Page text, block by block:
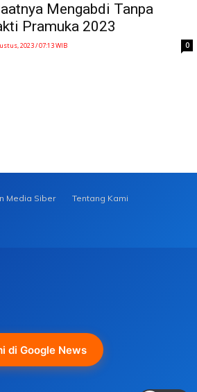
Mengabdi Tanpa
Pramuka 2023
2023 / 07:13 WIB 0
Media Siber
Tentang Kami
di Google News